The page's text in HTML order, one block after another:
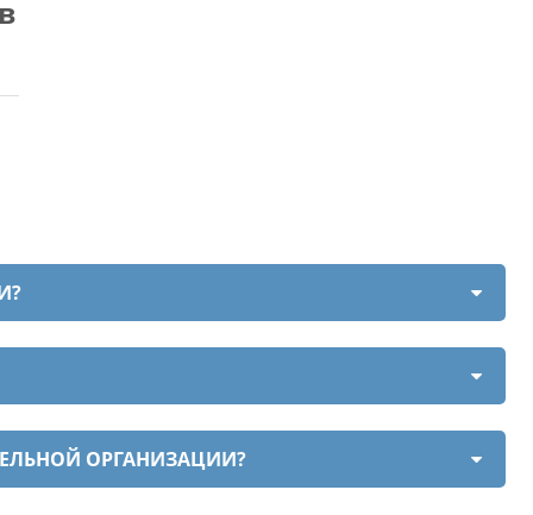
ОРГАНИЗАЦИИ?